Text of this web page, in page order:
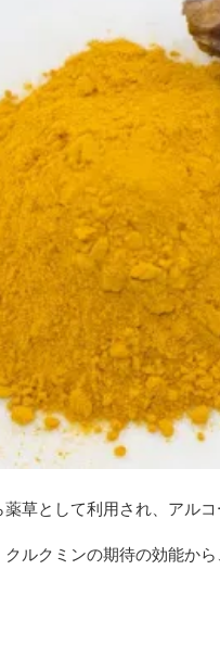
草として利用され、アル
ルクミンの期待の効能か